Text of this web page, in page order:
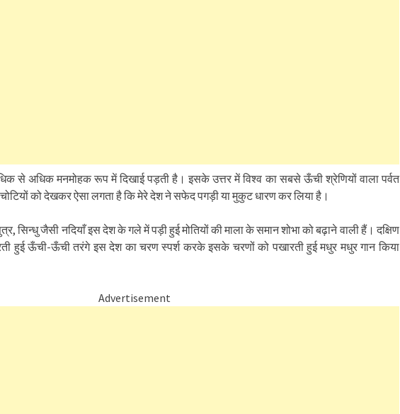
से अधिक मनमोहक रूप में दिखाई पड़ती है। इसके उत्तर में विश्व का सबसे ऊँची श्रेणियों वाला पर्वत
को देखकर ऐसा लगता है कि मेरे देश ने सफेद पगड़ी या मुकुट धारण कर लिया है।
सिन्धु जैसी नदियाँ इस देश के गले में पड़ी हुई मोतियों की माला के समान शोभा को बढ़ाने वाली हैं। दक्षिण
हुई ऊँची-ऊँची तरंगे इस देश का चरण स्पर्श करके इसके चरणों को पखारती हुई मधुर मधुर गान किया
Advertisement